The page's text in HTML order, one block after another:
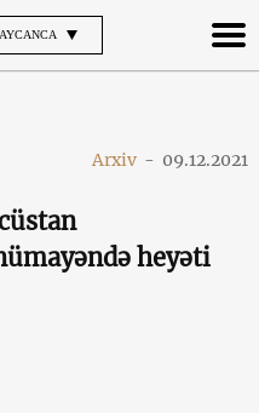
Arxiv - 09.12.2021
heyəti